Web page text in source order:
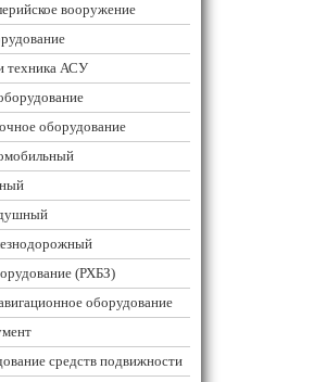
вооружение
техника АСУ
оборудование
(РХБЗ)
оборудование
средств подвижности